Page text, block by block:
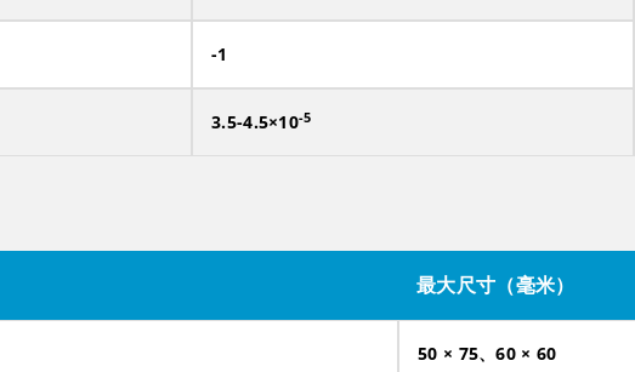
-1
3.5-4.5×10-5
最大尺寸（毫米）
50 × 75、60 × 60